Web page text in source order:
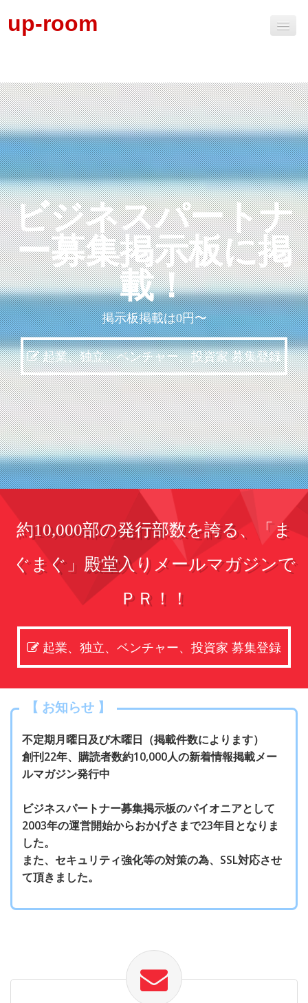
up-room
ビジネスパートナー募集掲示板掲載申込
掲示板掲載料金
その他
ビジネスパートナ
ー募集掲示板に掲
載！
掲示板掲載は0円〜
起業、独立、ベンチャー、投資家 募集登録
約10,000部の発行部数を誇る、「ま
ぐまぐ」殿堂入りメールマガジンで
ＰＲ！！
起業、独立、ベンチャー、投資家 募集登録
【 お知らせ 】
不定期月曜日及び木曜日（掲載件数によります）
創刊22年、購読者数約10,000人の新着情報掲載メー
ルマガジン発行中
ビジネスパートナー募集掲示板のパイオニアとして
2003年の運営開始からおかげさまで23年目となりま
した。
また、セキュリティ強化等の対策の為、SSL対応させ
て頂きました。